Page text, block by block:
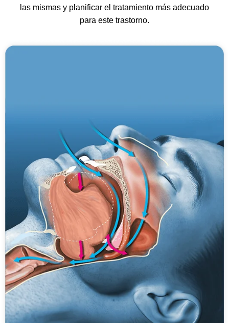
las mismas y planificar el tratamiento más adecuado
para este trastorno.